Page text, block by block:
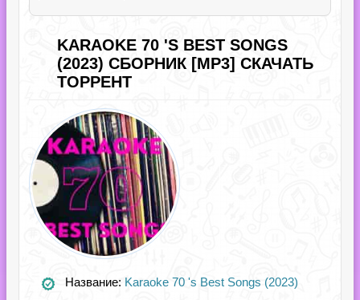
KARAOKE 70 'S BEST SONGS
(2023) СБОРНИК [MP3] СКАЧАТЬ
ТОРРЕНТ
Название: Karaoke 70 's Best Songs (2023)